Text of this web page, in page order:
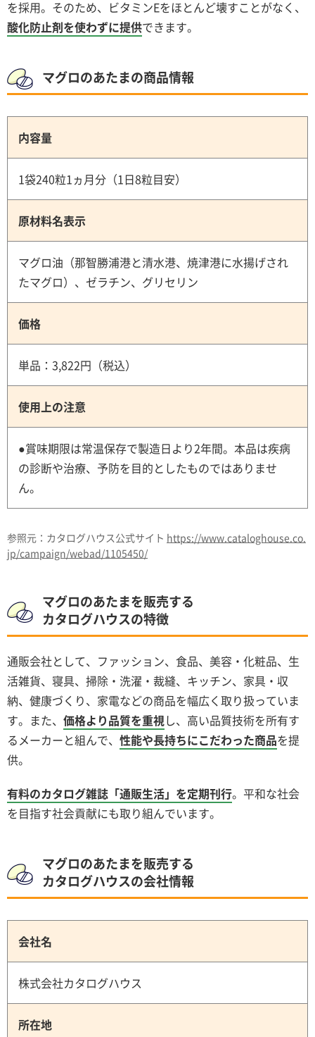
を採用。そのため、ビタミンEをほとんど壊すことがなく、
酸化防止剤を使わずに提供できます。
マグロのあたまの商品情報
内容量
1袋240粒1ヵ月分（1日8粒目安）
原材料名表示
マグロ油（那智勝浦港と清水港、焼津港に水揚げされ
たマグロ）、ゼラチン、グリセリン
価格
単品：3,822円（税込）
使用上の注意
●賞味期限は常温保存で製造日より2年間。本品は疾病
の診断や治療、予防を目的としたものではありませ
ん。
参照元：カタログハウス公式サイト https://www.cataloghouse.co.
jp/campaign/webad/1105450/
マグロのあたまを販売する
カタログハウスの特徴
通販会社として、ファッション、食品、美容・化粧品、生
活雑貨、寝具、掃除・洗濯・裁縫、キッチン、家具・収
納、健康づくり、家電などの商品を幅広く取り扱っていま
す。また、 価格より品質を重視し、高い品質技術を所有す
るメーカーと組んで、 性能や長持ちにこだわった商品を提
供。
有料のカタログ雑誌「通販生活」を定期刊行。平和な社会
を目指す社会貢献にも取り組んでいます。
マグロのあたまを販売する
カタログハウスの会社情報
会社名
株式会社カタログハウス
所在地